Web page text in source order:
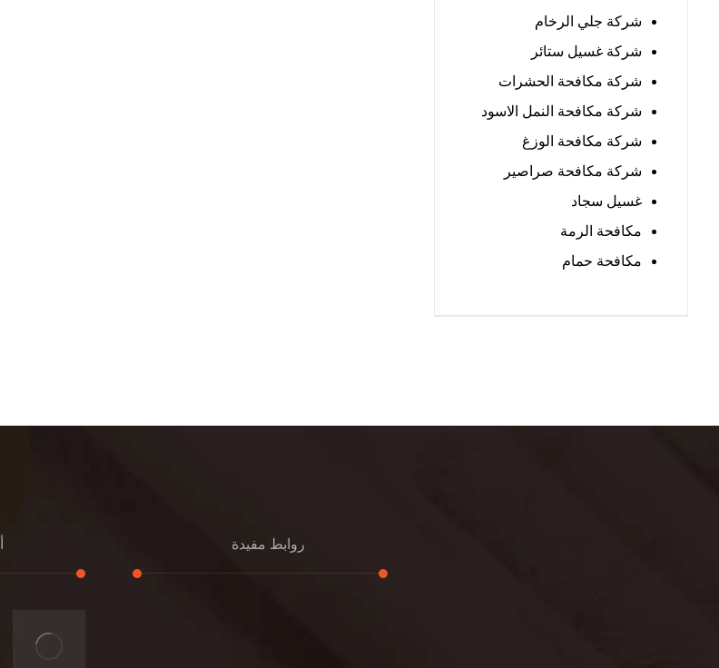
شركة جلي الرخام
شركة غسيل ستائر
شركة مكافحة الحشرات
شركة مكافحة النمل الاسود
شركة مكافحة الوزغ
شركة مكافحة صراصير
غسيل سجاد
مكافحة الرمة
مكافحة حمام
روابط مفيدة